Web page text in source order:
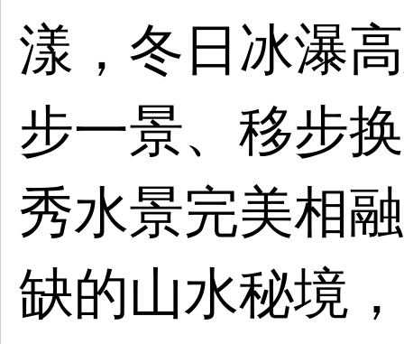
漾，冬日冰瀑
步一景、移步
秀水景完美相
缺的山水秘境